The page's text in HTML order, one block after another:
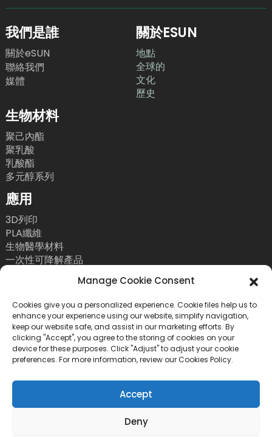
我們是誰
關於eSUN
聯絡我們
媒體
關於ESUN
地點
全球的
文化
歷史
生物材料
聚己內酯
聚乳酸
乳酸酯
多元醇系列
應用
3D列印
PLA纖維
生物醫學材料
一次性可降解產品
電話：+86 755 86393186
電子郵件：bright@esungroup.net
地址：中國深圳市南山區粵海街道高新南九路55號微
軟科通大廈15A
Manage Cookie Consent
Cookies give you a personalized experience. Cookie files help us to
enhance your experience using our website, simplify navigation,
keep our website safe, and assist in our marketing efforts. By
clicking "Accept", you agree to the storing of cookies on your
device for these purposes. Click "Adjust" to adjust your cookie
preferences. For more information, review our Cookies Policy.
Accept
Deny